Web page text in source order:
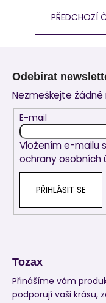
PŘEDCHOZÍ
Odebírat
Nezmeškejte žádné
E-mail
Vložením e-mailu
ochrany osobních
PŘIHLÁSIT SE
Tozax
Přinášíme vám
podporují vaši krásu,